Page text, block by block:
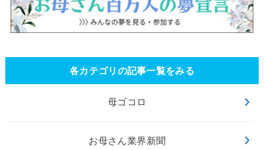
各カテゴリの記事一覧をみる
母ゴコロ
お母さん業界新聞